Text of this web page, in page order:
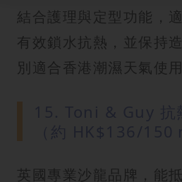
結合護理與定型功能，
有效鎖水抗熱，並保持
別適合香港潮濕天氣使
英國專業沙龍品牌，能